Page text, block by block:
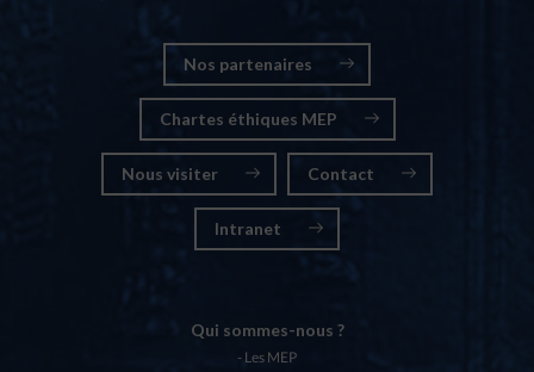
Nos partenaires
Chartes éthiques MEP
Nous visiter Contact
Intranet
Qui sommes-nous ?
Les MEP